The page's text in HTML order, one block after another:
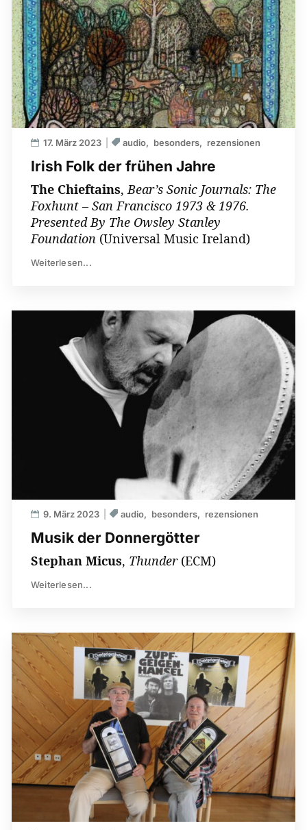
Irish Folk der frühen Jahre
17. März 2023 audio besonders rezensionen
The Chieftains,Bear’s Sonic Journals: The
Foxhunt – San Francisco 1973 & 1976.
Presented By The Owsley Stanley
Foundation(Universal Music Ireland)
Weiterlesen...
Musik der Donnergötter
9. März 2023 audio besonders rezensionen
Stephan Micus, Thunder(ECM)
Weiterlesen...